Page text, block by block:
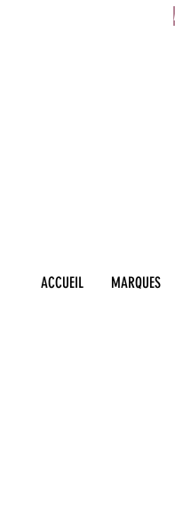
ACCUEIL MARQUES